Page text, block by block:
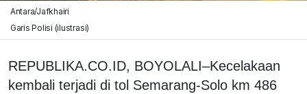
Antara/Jafkhairi
Garis Polisi (ilustrasi)
REPUBLIKA.CO.ID, BOYOLALI–Kecelakaan
kembali terjadi di tol Semarang-Solo km 486